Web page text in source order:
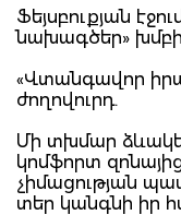
Ֆեյսբուքյան
նախագծեր»
«Վտանգավոր
ժողովուրդ.
Մի տխմար
կոմֆորտ
չիմացության
տեր կանգնի իր